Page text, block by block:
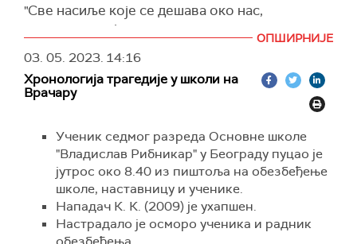
"Све насиље које се дешава око нас,
кулминирало је, прелило се ушколе, наше
школе нису више безбедно место, то смо
данас видели", рекла је Јанковићева.
Овакве догађаје гледали смо, каже, у
филмовима и у другим државама и чудили се.
"Данас ми постајемо вест на овакав начин и не
могу да се начудим како је дете од 14 година
дошло до револвера, шаржера, да пуца у
груди, у стомак онима које је желео да убије.
Да ли је знао да пуца и где ће пуцати? Како је
могао да дође до револвера, где је стајао?",
упитала је Јанковићева.
ОПШИРНИЈЕ
03. 05. 2023. 14:16
Хронологија трагедије у школи на
Врачару
Ученик седмог разреда Основне школе
"Владислав Рибникар" у Београду пуцао је
јутрос око 8.40 из пиштоља на обезбеђење
школе, наставницу и ученике.
Нападач К. К. (2009) је ухапшен.
Настрадало је осморо ученика и радник